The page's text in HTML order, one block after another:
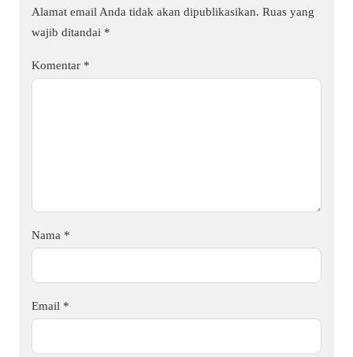
Alamat email Anda tidak akan dipublikasikan. Ruas yang
wajib ditandai *
Komentar *
Nama *
Email *